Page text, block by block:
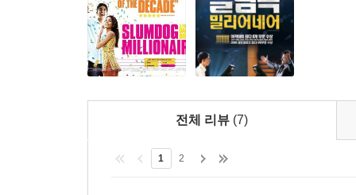
전체 리뷰 (7)
1 2